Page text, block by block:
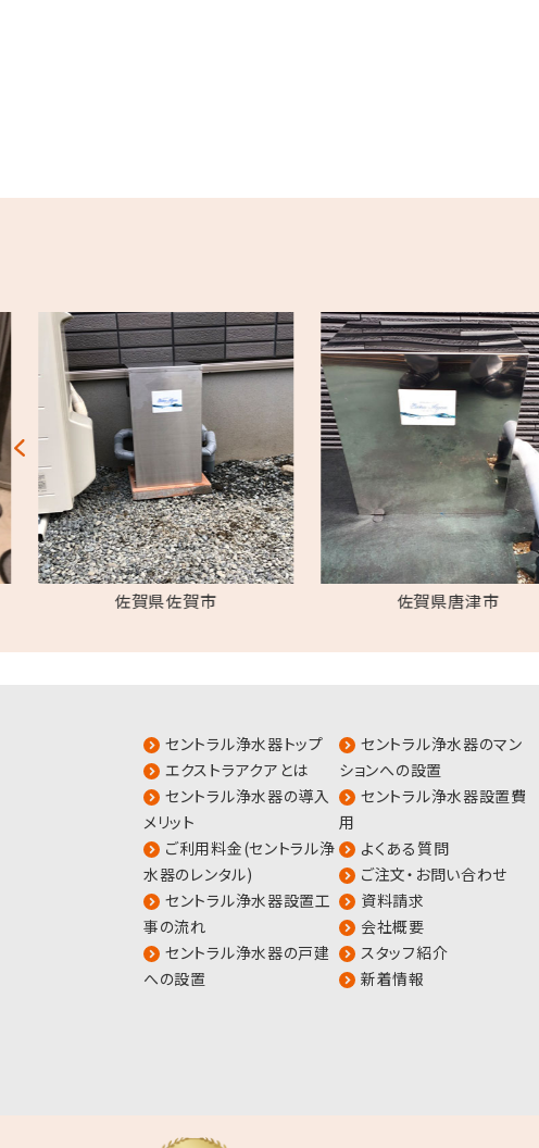
佐賀県佐賀市 佐賀県唐津市
セントラル浄水器トップ
エクストラアクアとは
セントラル浄水器の導入
メリット
ご利用料金(セントラル浄
水器のレンタル)
セントラル浄水器設置工
事の流れ
セントラル浄水器の戸建
への設置
セントラル浄水器のマン
ションへの設置
セントラル浄水器設置費
用
よくある質問
ご注文・お問い合わせ
資料請求
会社概要
スタッフ紹介
新着情報